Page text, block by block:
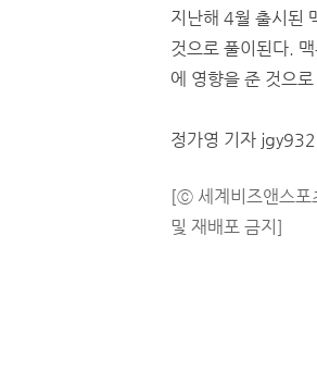
지난해 4월 출시된
것으로 풀이된다.
에 영향을 준 것으로
정가영 기자
[ⓒ 세계비즈앤스
및 재배포 금지]